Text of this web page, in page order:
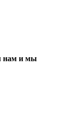
нам и мы